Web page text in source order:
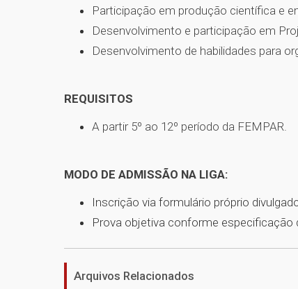
Participação em produção científica e
Desenvolvimento e participação em
Desenvolvimento de habilidades para
REQUISITOS
A partir 5º ao 12º período da FEMPAR.
MODO DE ADMISSÃO NA LIGA:
Inscrição via formulário próprio
Prova objetiva conforme especificação
Arquivos Relacionados